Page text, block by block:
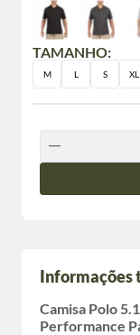
TAMANHO:
M L S XL
Informações
Camisa Polo
Performance